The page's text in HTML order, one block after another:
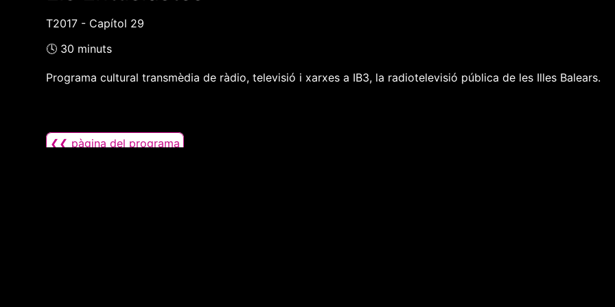
T2017 - Capítol 29
🕓 30 minuts
Programa cultural transmèdia de ràdio, televisió i xarxes a IB3, la radiotelevisió pública de les Illes Balears.
❮❮ pàgina del programa